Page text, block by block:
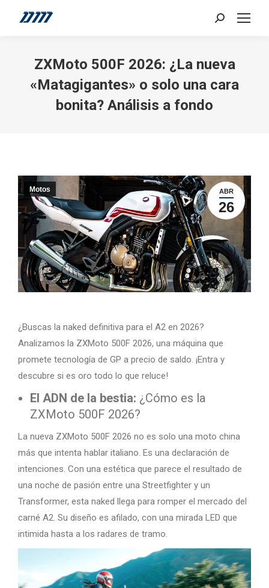
Search:
ZXMoto 500F 2026: ¿La nueva
«Matagigantes» o solo una cara
bonita? Análisis a fondo
ABR
26
Motos
¿Buscas la naked definitiva para el A2 en 2026?
Analizamos la ZXMoto 500F 2026, una máquina que
promete tecnología de GP a precio de saldo. ¡Entra y
descubre si es oro todo lo que reluce!
El ADN de la bestia: ¿Cómo es la
ZXMoto 500F 2026?
La nueva ZXMoto 500F 2026 no es solo una moto china
más que intenta hablar italiano. Es una declaración de
intenciones. Con una estética que parece el resultado de
una noche de pasión entre una Streetfighter y un
Transformer, esta naked llega para romper el mercado del
carné A2. Su diseño es afilado, con una mirada LED que
intimida hasta a los radares de tramo.